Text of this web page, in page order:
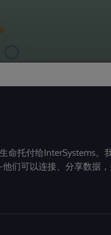
命托付给InterSystems。
可以连接、分享数据，